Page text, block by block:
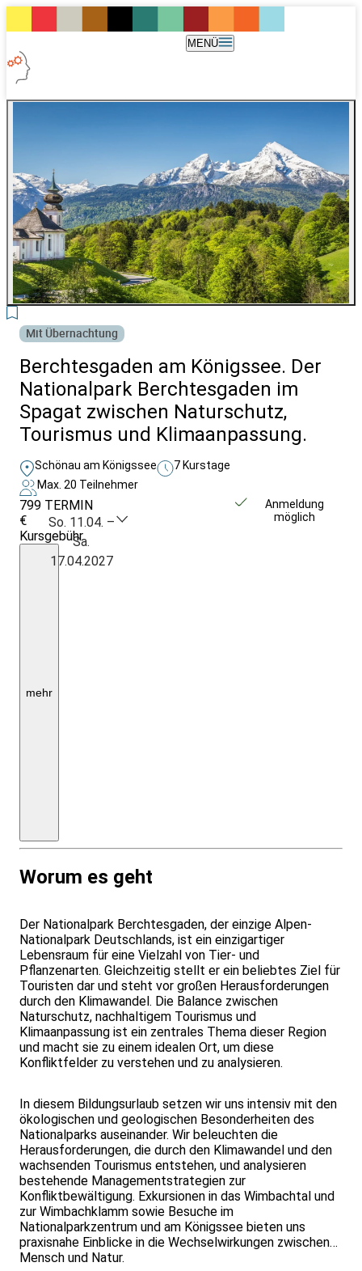
MENÜ
Mit Übernachtung
Berchtesgaden am Königssee. Der
Nationalpark Berchtesgaden im
Spagat zwischen Naturschutz,
Tourismus und Klimaanpassung.
Schönau am Königssee
7 Kurstage
Max. 20 Teilnehmer
799
€
Kursgebühr
6
gemeinsames
mehr
TERMIN
So. 11.04. –
Sa.
17.04.2027
Anmeldung
möglich
Worum es geht
Der Nationalpark Berchtesgaden, der einzige Alpen-
Nationalpark Deutschlands, ist ein einzigartiger
Lebensraum für eine Vielzahl von Tier- und
Pflanzenarten. Gleichzeitig stellt er ein beliebtes Ziel für
Touristen dar und steht vor großen Herausforderungen
durch den Klimawandel. Die Balance zwischen
Naturschutz, nachhaltigem Tourismus und
Klimaanpassung ist ein zentrales Thema dieser Region
und macht sie zu einem idealen Ort, um diese
Konfliktfelder zu verstehen und zu analysieren.
In diesem Bildungsurlaub setzen wir uns intensiv mit den
ökologischen und geologischen Besonderheiten des
Nationalparks auseinander. Wir beleuchten die
Herausforderungen, die durch den Klimawandel und den
wachsenden Tourismus entstehen, und analysieren
bestehende Managementstrategien zur
Konfliktbewältigung. Exkursionen in das Wimbachtal und
zur Wimbachklamm sowie Besuche im
Nationalparkzentrum und am Königssee bieten uns
praxisnahe Einblicke in die Wechselwirkungen zwischen
Mensch und Natur.